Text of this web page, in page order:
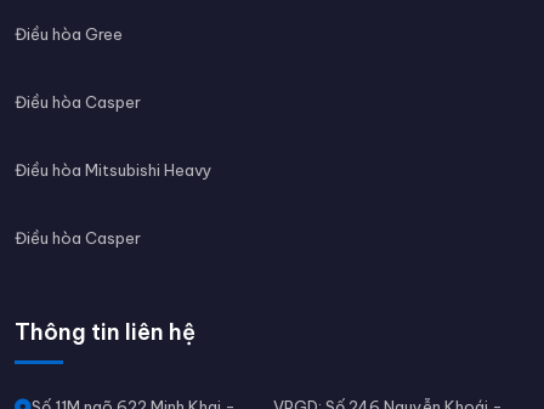
Điều hòa Gree
Điều hòa Casper
Điều hòa Mitsubishi Heavy
Điều hòa Casper
Thông tin liên hệ